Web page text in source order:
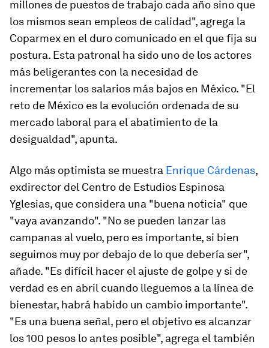
millones de puestos de trabajo cada año sino que
los mismos sean empleos de calidad", agrega la
Coparmex en el duro comunicado en el que fija su
postura. Esta patronal ha sido uno de los actores
más beligerantes con la necesidad de
incrementar los salarios más bajos en México. "El
reto de México es la evolución ordenada de su
mercado laboral para el abatimiento de la
desigualdad", apunta.
Algo más optimista se muestra Enrique Cárdenas,
exdirector del Centro de Estudios Espinosa
Yglesias, que considera una "buena noticia" que
"vaya avanzando". "No se pueden lanzar las
campanas al vuelo, pero es importante, si bien
seguimos muy por debajo de lo que debería ser",
añade. "Es difícil hacer el ajuste de golpe y si de
verdad es en abril cuando lleguemos a la línea de
bienestar, habrá habido un cambio importante".
"Es una buena señal, pero el objetivo es alcanzar
los 100 pesos lo antes posible", agrega el también